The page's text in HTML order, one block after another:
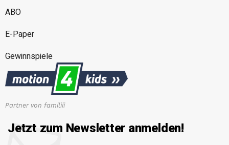
ABO
E-Paper
Gewinnspiele
Partner von familiii
Jetzt zum Newsletter anmelden!